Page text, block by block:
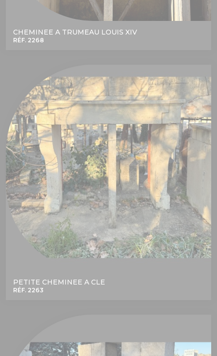
CHEMINEE A TRUMEAU LOUIS XIV
RÉF. 2268
PETITE CHEMINEE A CLE
RÉF. 2263